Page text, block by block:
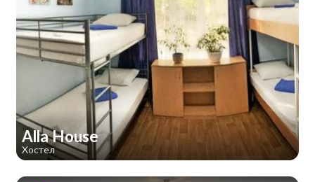
Alla House
Хостел